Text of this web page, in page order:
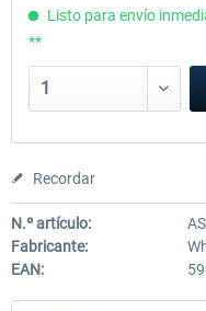
Listo para envío
**
Recordar
N.º artículo:
Fabricante:
EAN: